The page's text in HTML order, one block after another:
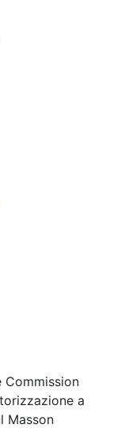
Commission
a
Masson